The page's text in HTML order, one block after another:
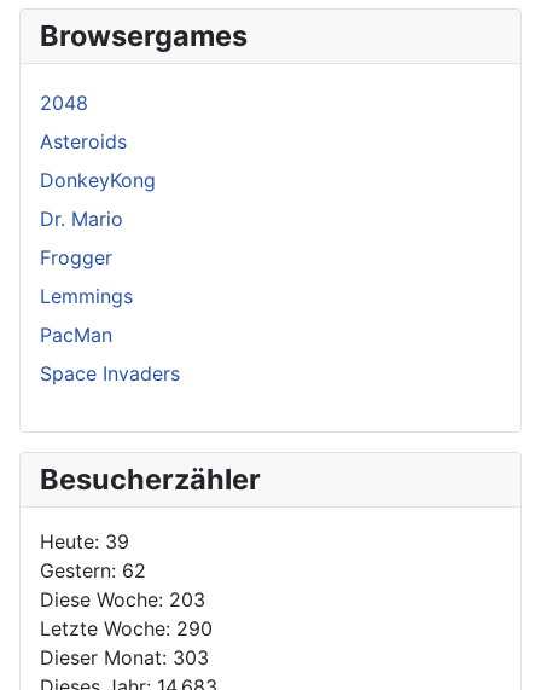
Browsergames
2048
Asteroids
DonkeyKong
Dr. Mario
Frogger
Lemmings
PacMan
Space Invaders
Besucherzähler
Heute: 39
Gestern: 62
Diese Woche: 203
Letzte Woche: 290
Dieser Monat: 303